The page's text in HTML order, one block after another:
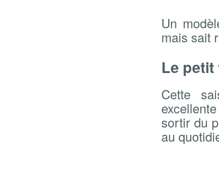
Un
mais sait
Le
Cette
sortir du
au